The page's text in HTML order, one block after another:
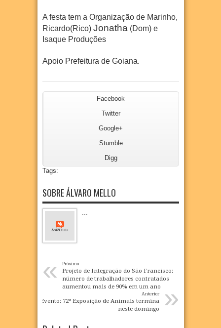
A festa tem a Organização de Marinho,
Ricardo(Rico) Jonatha (Dom) e
Isaque Produções
Apoio Prefeitura de Goiana.
Facebook
Twitter
Google+
Stumble
Digg
Tags:
SOBRE ÁLVARO MELLO
« Próximo
Projeto de Integração do São Francisco:
número de trabalhadores contratados
aumentou mais de 90% em um ano
»
Anterior
Evento: 72ª Exposição de Animais termina
neste domingo